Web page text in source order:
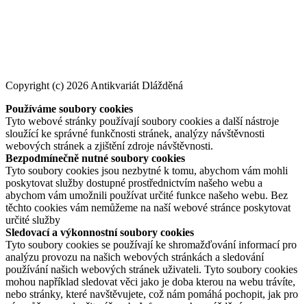
Copyright (c) 2026 Antikvariát Dlážděná
Používáme soubory cookies
Tyto webové stránky používají soubory cookies a další nástroje
sloužící ke správné funkčnosti stránek, analýzy návštěvnosti
webových stránek a zjištění zdroje návštěvnosti.
Bezpodmínečně nutné soubory cookies
Tyto soubory cookies jsou nezbytné k tomu, abychom vám mohli
poskytovat služby dostupné prostřednictvím našeho webu a
abychom vám umožnili používat určité funkce našeho webu. Bez
těchto cookies vám nemůžeme na naší webové stránce poskytovat
určité služby
Sledovací a výkonnostní soubory cookies
Tyto soubory cookies se používají ke shromažďování informací pro
analýzu provozu na našich webových stránkách a sledování
používání našich webových stránek uživateli. Tyto soubory cookies
mohou například sledovat věci jako je doba kterou na webu trávíte,
nebo stránky, které navštěvujete, což nám pomáhá pochopit, jak pro